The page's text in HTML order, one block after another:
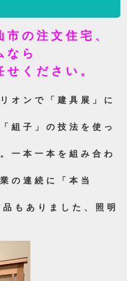
の注文住宅、
なら
ください。
オンで「建具展」に
組子」の技法を使っ
一本一本を組み合わ
の連続に「本当
もありました、照明